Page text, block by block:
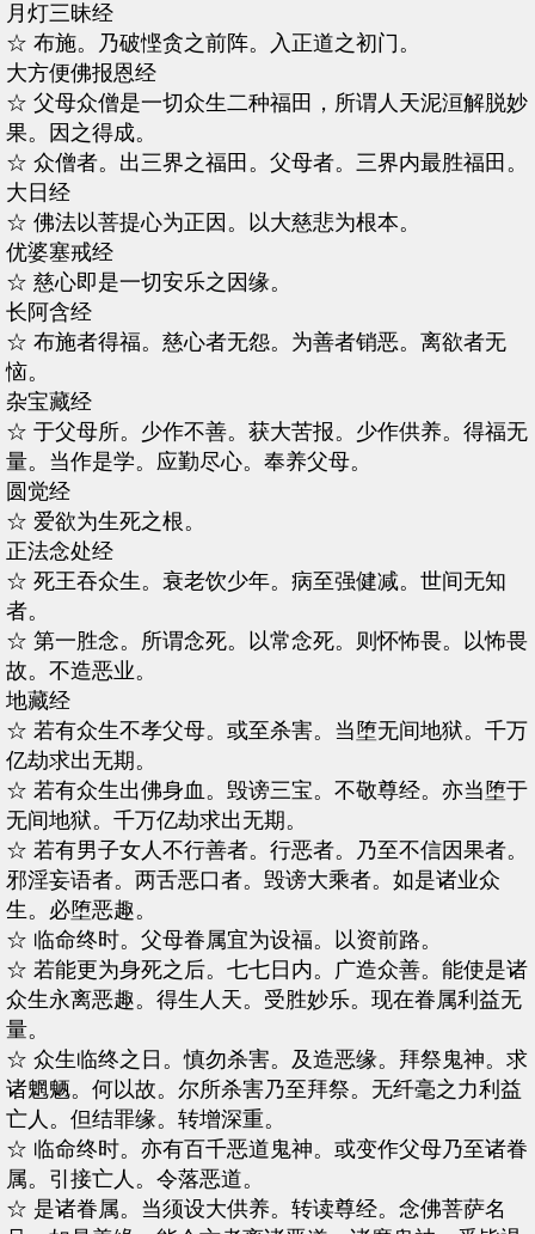
月灯三昧经
☆ 布施。乃破悭贪之前阵。入正道之初门。
大方便佛报恩经
☆ 父母众僧是一切众生二种福田，所谓人天泥洹解脱妙
果。因之得成。
☆ 众僧者。出三界之福田。父母者。三界内最胜福田。
大日经
☆ 佛法以菩提心为正因。以大慈悲为根本。
优婆塞戒经
☆ 慈心即是一切安乐之因缘。
长阿含经
☆ 布施者得福。慈心者无怨。为善者销恶。离欲者无
恼。
杂宝藏经
☆ 于父母所。少作不善。获大苦报。少作供养。得福无
量。当作是学。应勤尽心。奉养父母。
圆觉经
☆ 爱欲为生死之根。
正法念处经
☆ 死王吞众生。衰老饮少年。病至强健减。世间无知
者。
☆ 第一胜念。所谓念死。以常念死。则怀怖畏。以怖畏
故。不造恶业。
地藏经
☆ 若有众生不孝父母。或至杀害。当堕无间地狱。千万
亿劫求出无期。
☆ 若有众生出佛身血。毁谤三宝。不敬尊经。亦当堕于
无间地狱。千万亿劫求出无期。
☆ 若有男子女人不行善者。行恶者。乃至不信因果者。
邪淫妄语者。两舌恶口者。毁谤大乘者。如是诸业众
生。必堕恶趣。
☆ 临命终时。父母眷属宜为设福。以资前路。
☆ 若能更为身死之后。七七日内。广造众善。能使是诸
众生永离恶趣。得生人天。受胜妙乐。现在眷属利益无
量。
☆ 众生临终之日。慎勿杀害。及造恶缘。拜祭鬼神。求
诸魍魉。何以故。尔所杀害乃至拜祭。无纤毫之力利益
亡人。但结罪缘。转增深重。
☆ 临命终时。亦有百千恶道鬼神。或变作父母乃至诸眷
属。引接亡人。令落恶道。
☆ 是诸眷属。当须设大供养。转读尊经。念佛菩萨名